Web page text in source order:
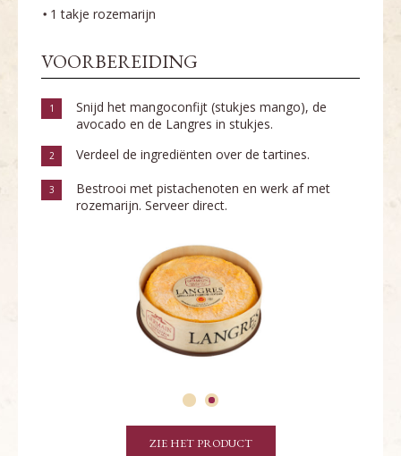
1 takje rozemarijn
VOORBEREIDING
1
Snijd het mangoconfijt (stukjes mango), de
avocado en de Langres in stukjes.
2 Verdeel de ingrediënten over de tartines.
3
Bestrooi met pistachenoten en werk af met
rozemarijn. Serveer direct.
ZIE HET PRODUCT